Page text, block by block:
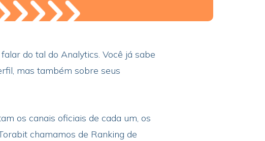
do tal do Analytics. Você já sabe
mas também sobre seus
os canais oficiais de cada um, os
chamamos de Ranking de